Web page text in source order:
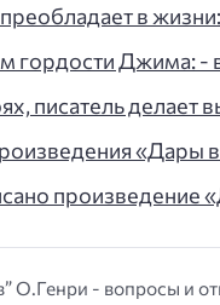
в
гордости Джима: -
писатель делает
«Дары
произведение
О.Генри - вопросы и